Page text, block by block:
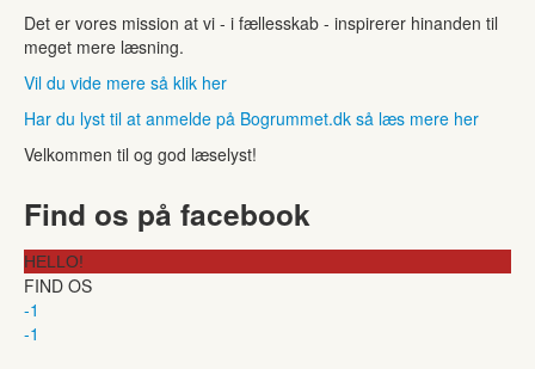
Det er vores mission at vi - i fællesskab - inspirerer hinanden til
meget mere læsning.
Vil du vide mere så klik her
Har du lyst til at anmelde på Bogrummet.dk så læs mere her
Velkommen til og god læselyst!
Find os på facebook
HELLO!
FIND OS
-1
-1